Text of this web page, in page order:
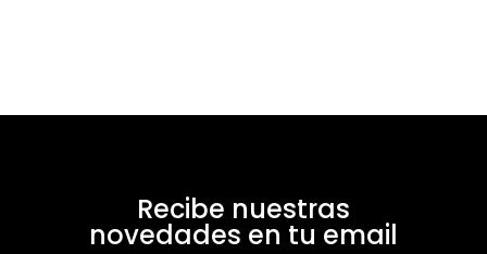
Recibe nuestras
novedades en tu email